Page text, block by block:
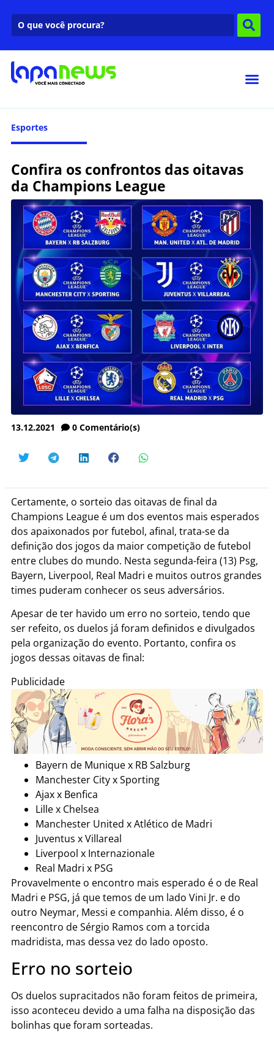
Esportes
Confira os confrontos das oitavas
da Champions League
13.12.2021 0 Comentário(s)
Certamente, o sorteio das oitavas de final da
Champions League é um dos eventos mais esperados
dos apaixonados por futebol, afinal, trata-se da
definição dos jogos da maior competição de futebol
entre clubes do mundo. Nesta segunda-feira (13) Psg,
Bayern, Liverpool, Real Madri e muitos outros grandes
times puderam conhecer os seus adversários.
Apesar de ter havido um erro no sorteio, tendo que
ser refeito, os duelos já foram definidos e divulgados
pela organização do evento. Portanto, confira os
jogos dessas oitavas de final:
Publicidade
Bayern de Munique x RB Salzburg
Manchester City x Sporting
Ajax x Benfica
Lille x Chelsea
Manchester United x Atlético de Madri
Juventus x Villareal
Liverpool x Internazionale
Real Madri x PSG
Provavelmente o encontro mais esperado é o de Real
Madri e PSG, já que temos de um lado Vini Jr. e do
outro Neymar, Messi e companhia. Além disso, é o
reencontro de Sérgio Ramos com a torcida
madridista, mas dessa vez do lado oposto.
Erro no sorteio
Os duelos supracitados não foram feitos de primeira,
isso aconteceu devido a uma falha na disposição das
bolinhas que foram sorteadas.